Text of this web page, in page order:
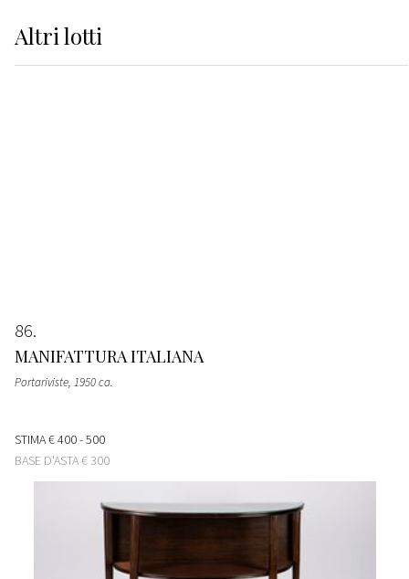
Altrilotti
86
MANIFATTURA ITALIANA
Portariviste, 1950 ca.
STIMA€ 400 - 500
BASE D'ASTA€ 300